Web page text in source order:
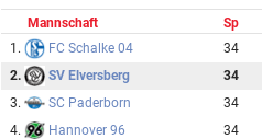
Mannschaft Sp
1.
FC Schalke 04 34
2.
SV Elversberg 34
3.
SC Paderborn 34
4.
Hannover 96 34